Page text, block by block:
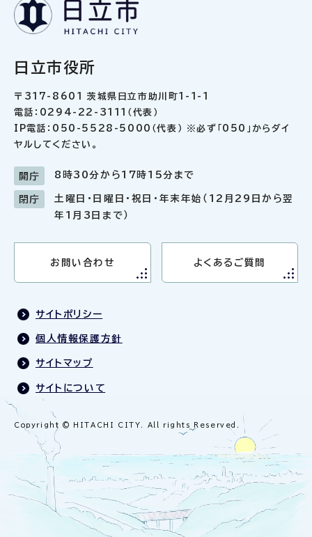
日立市役所
〒317-8601 茨城県日立市助川町1-1-1
電話：0294-22-3111（代表）
IP電話：050-5528-5000（代表） ※必ず「050」からダイ
ヤルしてください。
開庁 8時30分から17時15分まで
閉庁
土曜日・日曜日・祝日・年末年始（12月29日から翌
年1月3日まで）
お問い合わせ よくあるご質問
サイトポリシー
個人情報保護方針
サイトマップ
サイトについて
Copyright © HITACHI CITY. All rights Reserved.